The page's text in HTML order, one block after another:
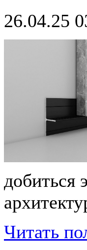
26.04.25
добиться
Читать